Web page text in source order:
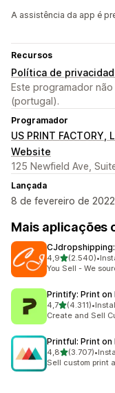
A assistência da app é
Recursos
Política de
Este programador
(portugal).
Programador
US PRINT FACTORY,
Website
125 Newfield Ave,
Lançada
8 de fevereiro de 2022
Mais aplicações
4,9de 5 estrelas
(2.540)
2540 total de•
You Sell - We
Printify: Print on
4,7de 5 estrelas
(4.311)
4311 total de•
Create and Sell
Printful: Print on
4,8de 5 estrelas
(3.707)
3707 total de•
Sell custom print